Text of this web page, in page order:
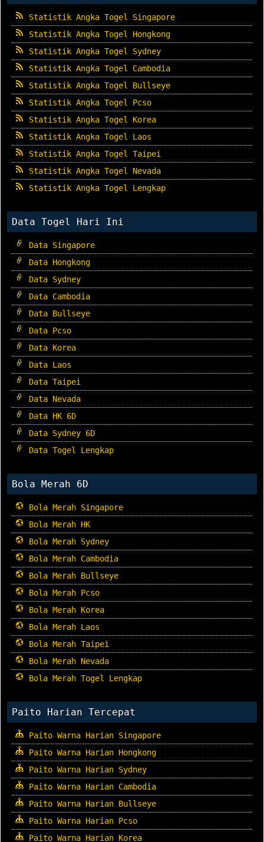
Statistik Angka Togel Singapore
Statistik Angka Togel Hongkong
Statistik Angka Togel Sydney
Statistik Angka Togel Cambodia
Statistik Angka Togel Bullseye
Statistik Angka Togel Pcso
Statistik Angka Togel Korea
Statistik Angka Togel Laos
Statistik Angka Togel Taipei
Statistik Angka Togel Nevada
Statistik Angka Togel Lengkap
Data Togel Hari Ini
Data Singapore
Data Hongkong
Data Sydney
Data Cambodia
Data Bullseye
Data Pcso
Data Korea
Data Laos
Data Taipei
Data Nevada
Data HK 6D
Data Sydney 6D
Data Togel Lengkap
Bola Merah 6D
Bola Merah Singapore
Bola Merah HK
Bola Merah Sydney
Bola Merah Cambodia
Bola Merah Bullseye
Bola Merah Pcso
Bola Merah Korea
Bola Merah Laos
Bola Merah Taipei
Bola Merah Nevada
Bola Merah Togel Lengkap
Paito Harian Tercepat
Paito Warna Harian Singapore
Paito Warna Harian Hongkong
Paito Warna Harian Sydney
Paito Warna Harian Cambodia
Paito Warna Harian Bullseye
Paito Warna Harian Pcso
Paito Warna Harian Korea